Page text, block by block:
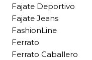
Fajate Deportivo
Fajate Jeans
FashionLine
Ferrato
Ferrato Caballero